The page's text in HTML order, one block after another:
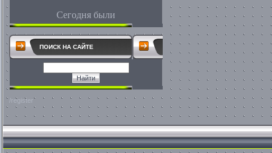
Сегодня были
ПОИСК НА САЙТЕ
/register